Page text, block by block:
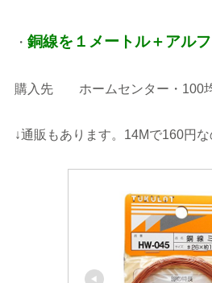
・銅線を１メートル＋アル
購入先 ホームセンター・100
↓通販もあります。14Mで160円な